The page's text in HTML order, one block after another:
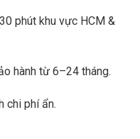
phút khu vực HCM &
hành từ 6–24 tháng.
chi phí ẩn.